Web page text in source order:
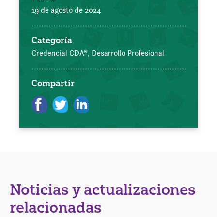
19 de agosto de 2024
Categoría
Credencial CDA®, Desarrollo Profesional
Compartir
Noticias y actualizaciones
relacionadas